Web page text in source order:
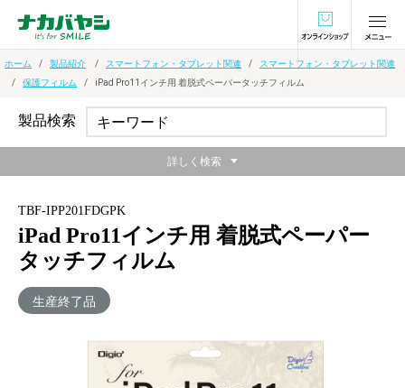
オンラインショ
ホーム 製品紹介 スマートフォン・タブレット関連
スマートフォン・タブレット関連
保護フィルム
iPad Pro11インチ用 着脱式ペーパータッチフィルム
TBF-IPP201FDGPK
iPad Pro11インチ用 着脱式ペーパー
タッチフィルム
生産終了品
製品検索
詳しく検索